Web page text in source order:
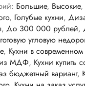
Большие, Высокие,
, Голубые кухни,
, До 300 000 рублей,
угловую
, Кухни в современном
из МДФ, Кухни купить
бюджетный вариант,